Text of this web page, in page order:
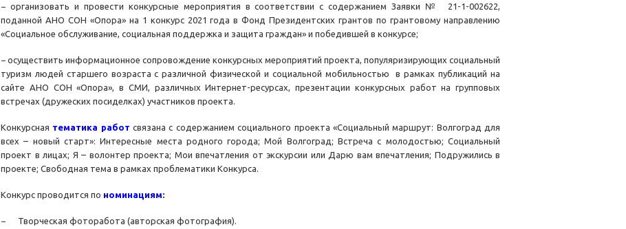
− организовать и провести конкурсные мероприятия в соответствии с содержанием Заявки № 21-1-002622,
поданной АНО СОН «Опора» на 1 конкурс 2021 года в Фонд Президентских грантов по грантовому направлению
«Социальное обслуживание, социальная поддержка и защита граждан» и победившей в конкурсе;
− осуществить информационное сопровождение конкурсных мероприятий проекта, популяризирующих социальный
туризм людей старшего возраста с различной физической и социальной мобильностью в рамках публикаций на
сайте АНО СОН «Опора», в СМИ, различных Интернет-ресурсах, презентации конкурсных работ на групповых
встречах (дружеских посиделках) участников проекта.
Конкурсная тематика работ связана с содержанием социального проекта «Социальный маршрут: Волгоград для
всех – новый старт»: Интересные места родного города; Мой Волгоград; Встреча с молодостью; Социальный
проект в лицах; Я – волонтер проекта; Мои впечатления от экскурсии или Дарю вам впечатления; Подружились в
проекте; Свободная тема в рамках проблематики Конкурса.
Конкурс проводится по номинациям:
− Творческая фоторабота (авторская фотография).